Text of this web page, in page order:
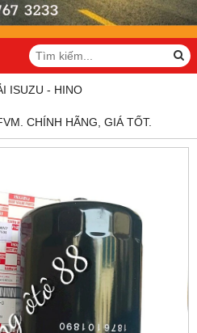
ISUZU - HINO
CHÍNH HÃNG, GIÁ TỐT.